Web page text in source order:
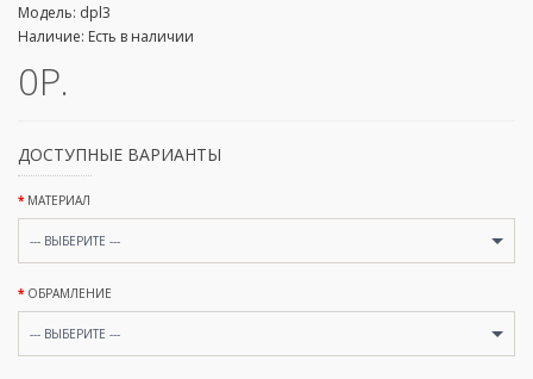
Модель: dpl3
Наличие: Есть в наличии
0Р.
ДОСТУПНЫЕ ВАРИАНТЫ
МАТЕРИАЛ
--- ВЫБЕРИТЕ ---
ОБРАМЛЕНИЕ
--- ВЫБЕРИТЕ ---